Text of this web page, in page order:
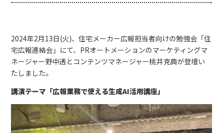
2024年2月13日(火)、住宅メーカー広報担当者向けの勉強会「住
宅広報連絡会」にて、PRオートメーションのマーケティングマ
ネージャー野中透とコンテンツマネージャー桃井克典が登壇い
たしました。
講演テーマ「広報業務で使える生成AI活用講座」